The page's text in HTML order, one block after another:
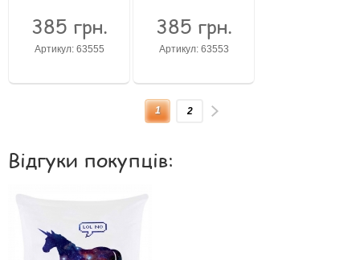
385 грн.
Артикул: 63555
385 грн.
Артикул: 63553
1 2
Відгуки покупців: